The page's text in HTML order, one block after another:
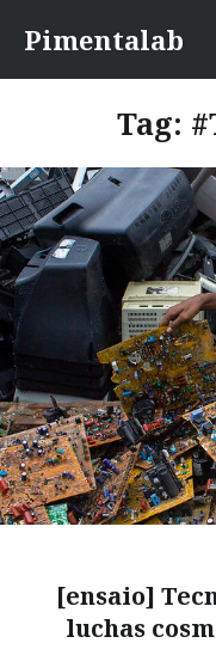
para
conteúdo
Pimentalab
Tag:
[ensaio]
luchas